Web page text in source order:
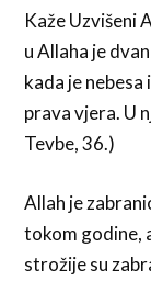
Kaže Uzvišeni
u Allaha je
kada je
prava vjera. U
Tevbe, 36.)
Allah je
tokom godine,
strožije su